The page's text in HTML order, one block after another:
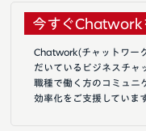
今すぐChatwork
Chatwork(チャットワー
だいているビジネスチャ
職種で働く方のコミュニ
効率化をご支援しています